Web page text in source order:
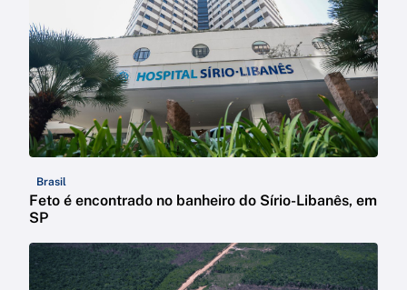
Brasil
Feto é encontrado no banheiro do Sírio-Libanês, em
SP